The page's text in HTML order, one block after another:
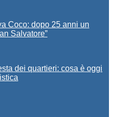
Coco: dopo 25 anni un
Salvatore”
dei quartieri: cosa è oggi